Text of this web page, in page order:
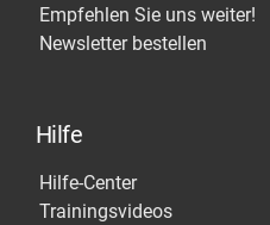
Empfehlen Sie uns weiter!
Newsletter bestellen
Hilfe
Hilfe-Center
Trainingsvideos